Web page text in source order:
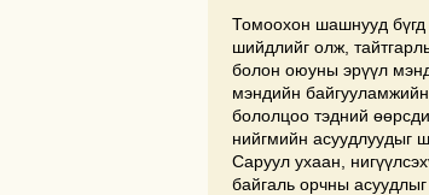
Томоохон шашнууд
шийдлийг олж,
болон оюуны эрүүл
мэндийн
бололцоо тэдний
нийгмийн асуудлуудыг
Саруул ухаан,
байгаль орчны